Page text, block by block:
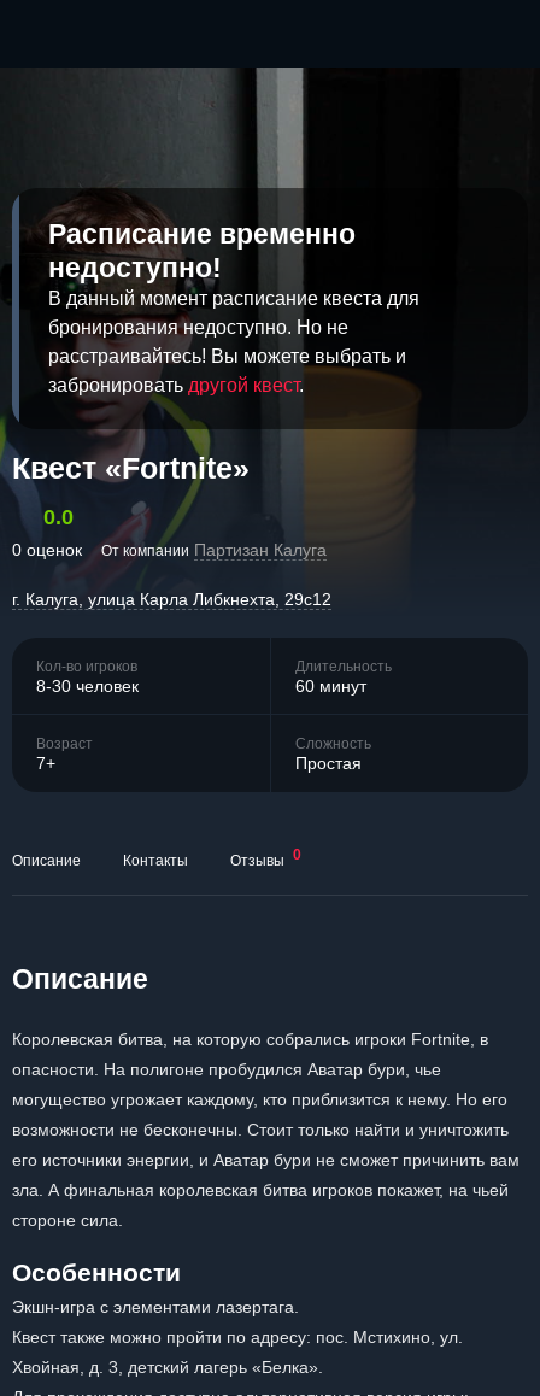
Расписание временно
недоступно!
В данный момент расписание квеста для
бронирования недоступно. Но не
расстраивайтесь! Вы можете выбрать и
забронировать другой квест.
Квест «Fortnite»
0.0
0 оценок От компании Партизан Калуга
г. Калуга, улица Карла Либкнехта, 29с12
Кол-во игроков
8-30 человек
Длительность
60 минут
Возраст
7+
Сложность
Простая
Описание Контакты Отзывы 0
Описание
Королевская битва, на которую собрались игроки Fortnite, в
опасности. На полигоне пробудился Аватар бури, чье
могущество угрожает каждому, кто приблизится к нему. Но его
возможности не бесконечны. Стоит только найти и уничтожить
его источники энергии, и Аватар бури не сможет причинить вам
зла. А финальная королевская битва игроков покажет, на чьей
стороне сила.
Особенности
Экшн-игра с элементами лазертага.
Квест также можно пройти по адресу: пос. Мстихино, ул.
Хвойная, д. 3, детский лагерь «Белка».